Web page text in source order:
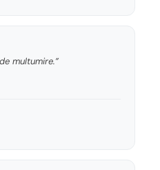
multumire.”